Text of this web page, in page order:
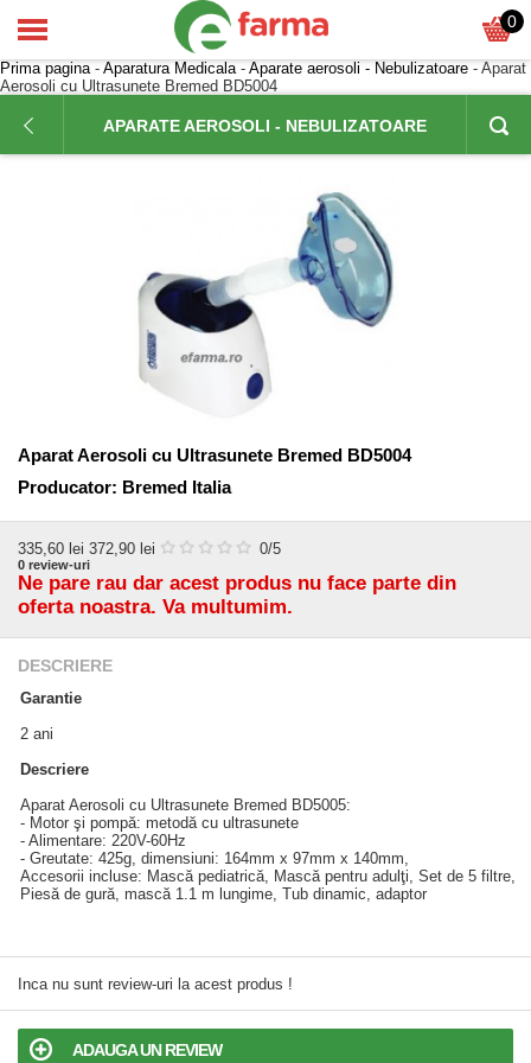
0
Prima pagina- Aparatura Medicala- Aparate aerosoli - Nebulizatoare - Aparat
Aerosoli cu Ultrasunete Bremed BD5004
APARATE AEROSOLI - NEBULIZATOARE
Aparat Aerosoli cu Ultrasunete Bremed BD5004
Producator: Bremed Italia
335,60 lei 372,90 lei 0/5
0 review-uri
Ne pare rau dar acest produs nu face parte din
oferta noastra. Va multumim.
DESCRIERE
Garantie
2 ani
Descriere
Aparat Aerosoli cu Ultrasunete Bremed BD5005:
- Motor şi pompă: metodă cu ultrasunete
- Alimentare: 220V-60Hz
- Greutate: 425g, dimensiuni: 164mm x 97mm x 140mm,
Accesorii incluse: Mască pediatrică, Mască pentru adulţi, Set de 5 filtre,
Piesă de gură, mască 1.1 m lungime, Tub dinamic, adaptor
Inca nu sunt review-uri la acest produs !
ADAUGA UN REVIEW